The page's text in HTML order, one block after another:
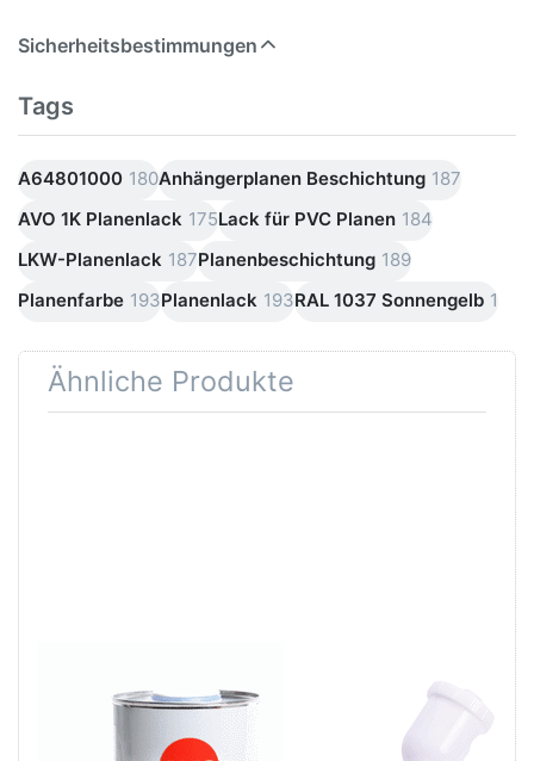
Sicherheitsbestimmungen
Tags
A64801000 180Anhängerplanen Beschichtung 187
AVO 1K Planenlack 175Lack für PVC Planen 184
LKW-Planenlack 187Planenbeschichtung 189
Planenfarbe 193Planenlack 193RAL 1037 Sonnengelb 1
Ähnliche Produkte
Siliconentferner 1
Liter A060110
Zum Reinigen und
Startingline Düse 1,3